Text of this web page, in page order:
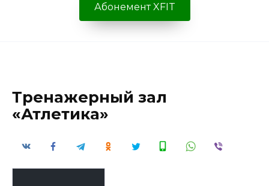
Абонемент XFIT
Тренажерный зал
«Атлетика»